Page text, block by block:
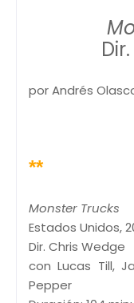
por Andrés
**
Monster Trucks
Estados Unidos,
Dir. Chris Wedge
con Lucas Till,
Pepper